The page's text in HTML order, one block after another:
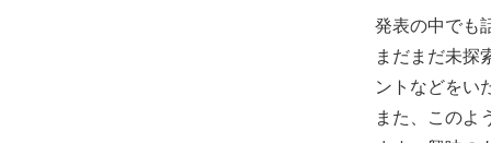
発表の中でも
まだまだ未探
ントなどをい
また、このよ